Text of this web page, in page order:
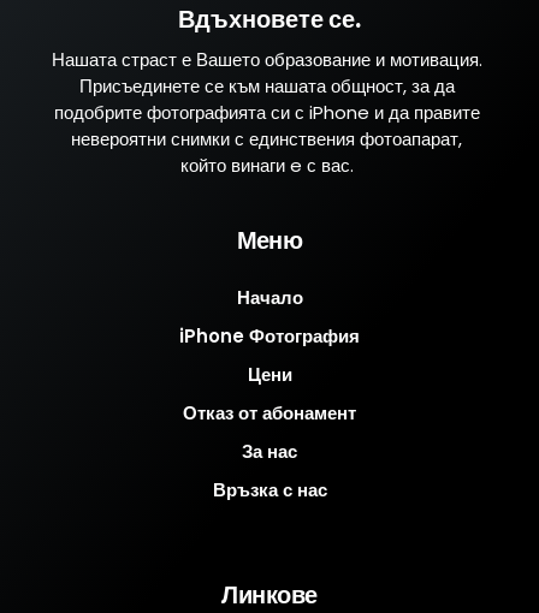
Вдъхновете се.
Нашата страст е Вашето образование и мотивация.
Присъединете се към нашата общност, за да
подобрите фотографията си с iPhone и да правите
невероятни снимки с единствения фотоапарат,
който винаги e с вас.
Меню
Начало
iPhone Фотография
Цени
Отказ от абонамент
За нас
Връзка с нас
Линкове